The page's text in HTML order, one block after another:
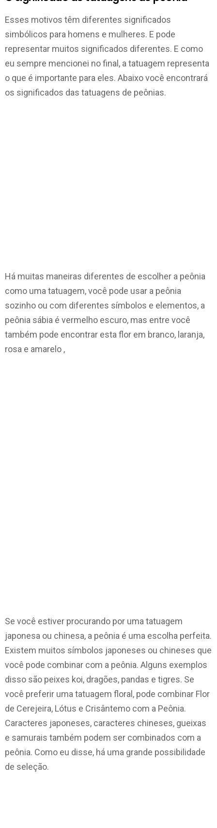
Esses motivos têm diferentes significados
simbólicos para homens e mulheres. E pode
representar muitos significados diferentes. E como
eu sempre mencionei no final, a tatuagem representa
o que é importante para eles. Abaixo você encontrará
os significados das tatuagens de peônias.
Há muitas maneiras diferentes de escolher a peônia
como uma tatuagem, você pode usar a peônia
sozinho ou com diferentes símbolos e elementos, a
peônia sábia é vermelho escuro, mas entre você
também pode encontrar esta flor em branco, laranja,
rosa e amarelo ,
Se você estiver procurando por uma tatuagem
japonesa ou chinesa, a peônia é uma escolha perfeita.
Existem muitos símbolos japoneses ou chineses que
você pode combinar com a peônia. Alguns exemplos
disso são peixes koi, dragões, pandas e tigres. Se
você preferir uma tatuagem floral, pode combinar Flor
de Cerejeira, Lótus e Crisântemo com a Peônia.
Caracteres japoneses, caracteres chineses, gueixas
e samurais também podem ser combinados com a
peônia. Como eu disse, há uma grande possibilidade
de seleção.